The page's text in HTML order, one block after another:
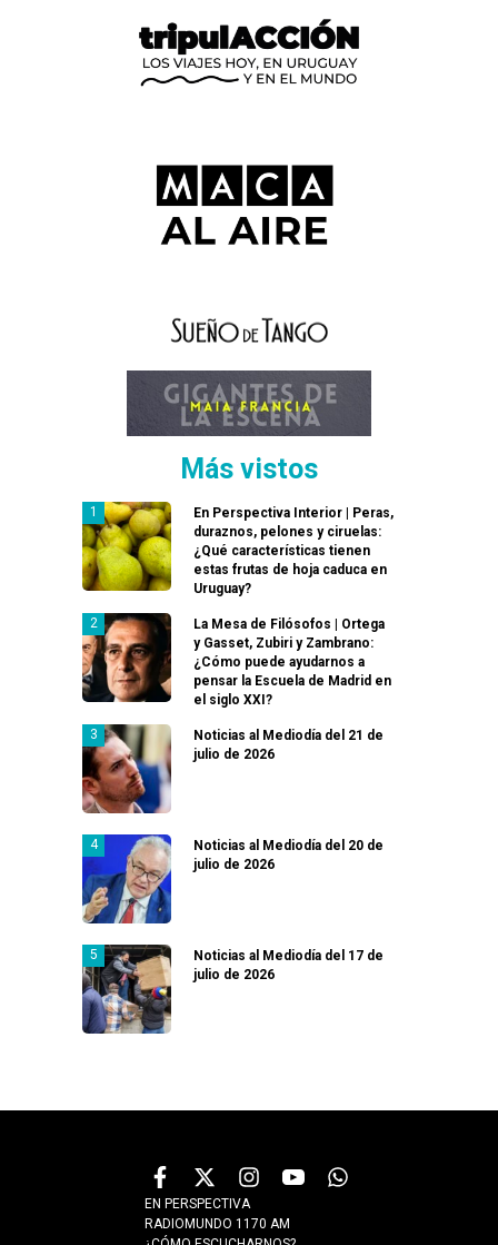
Más vistos
En Perspectiva Interior | Peras,
duraznos, pelones y ciruelas:
¿Qué características tienen
estas frutas de hoja caduca en
Uruguay?
La Mesa de Filósofos | Ortega
y Gasset, Zubiri y Zambrano:
¿Cómo puede ayudarnos a
pensar la Escuela de Madrid en
el siglo XXI?
Noticias al Mediodía del 21 de
julio de 2026
Noticias al Mediodía del 20 de
julio de 2026
Noticias al Mediodía del 17 de
julio de 2026
EN PERSPECTIVA
RADIOMUNDO 1170 AM